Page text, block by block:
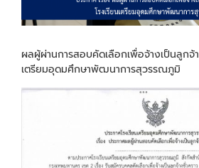
ผลผู้ผ่านการสอบคัดเลือกเพื่อจ้างเป็นลูกจ้
เตรียมอุดมศึกษาพัฒนาการสุวรรณภูมิ